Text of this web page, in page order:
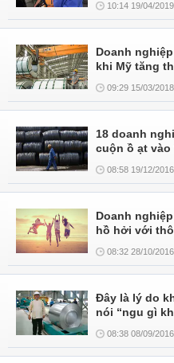
10:14 19/04/2019
Doanh
khi Mỹ tăng
09:29 15/03/2018
18 doanh
cuộn ồ ạt vào
08:58 19/12/2016
Doanh
hồ hởi với
08:32 28/10/2016
Đây là lý do
nói “ngu gì
08:38 08/09/2016